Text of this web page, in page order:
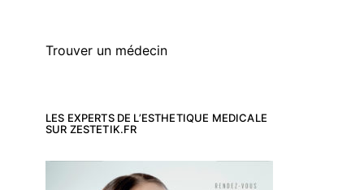
Trouver un médecin
LES EXPERTS DE L’ESTHETIQUE MEDICALE
SUR ZESTETIK.FR